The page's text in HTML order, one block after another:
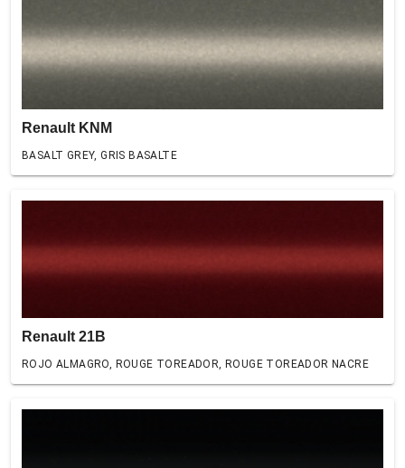
Renault KNM
BASALT GREY, GRIS BASALTE
Renault 21B
ROJO ALMAGRO, ROUGE TOREADOR, ROUGE TOREADOR NACRE